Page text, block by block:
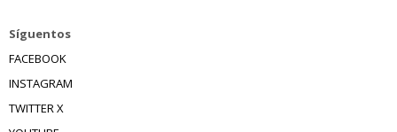
Síguentos
FACEBOOK
INSTAGRAM
TWITTER X